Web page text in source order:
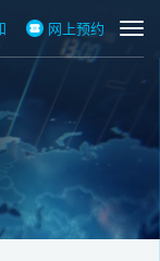
网上预约